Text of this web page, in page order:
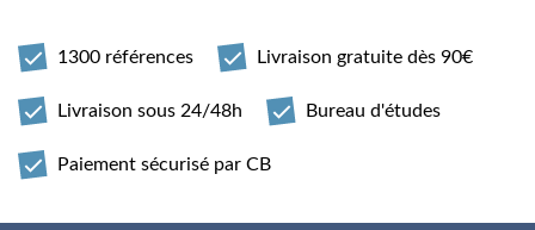
1300 références Livraison gratuite dès 90€
Livraison sous 24/48h Bureau d'études
Paiement sécurisé par CB